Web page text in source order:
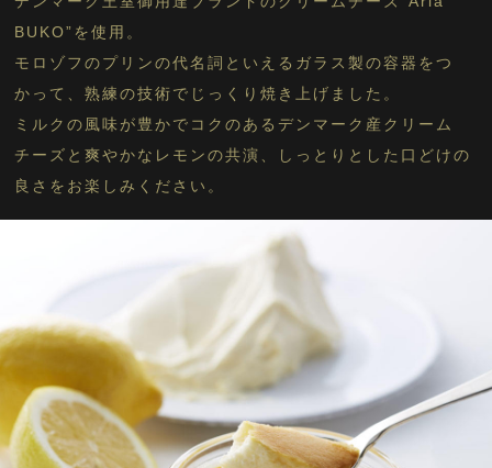
BUKO”を使用。
モロゾフのプリンの代名詞といえるガラス製の容器をつ
かって、熟練の技術でじっくり焼き上げました。
ミルクの風味が豊かでコクのあるデンマーク産クリーム
チーズと爽やかなレモンの共演、しっとりとした口どけの
良さをお楽しみください。